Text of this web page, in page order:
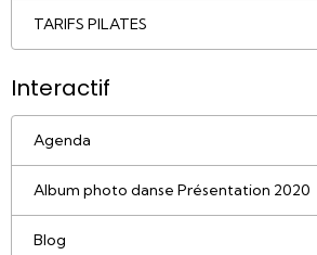
TARIFS PILATES
Interactif
Agenda
Album photo danse Présentation 2020
Blog